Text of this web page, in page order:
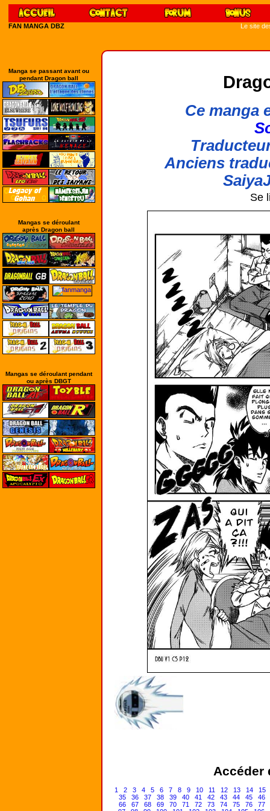
FAN MANGA DBZ Le site
Manga se passant avant ou
pendant Dragon ball
Mangas se déroulant
après Dragon ball
Mangas se déroulant pendant
ou après DBGT
Ce manga
Anciens
Se
Accéder
1 2 3 4 5 6 7 8 9 10 11 12 13 14
15
35
36 37 38 39 40 41 42 43 44 45
46
66
67 68 69 70 71 72 73 74 75 76
77